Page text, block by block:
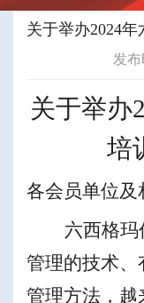
关于举办2024
发布
关于举办
培
各会员单位及
六西格玛
管理的技术
管理方法，